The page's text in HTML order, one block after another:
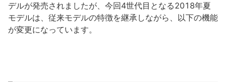
デルが発売されましたが、今回4世代目となる2018年夏
モデルは、従来モデルの特徴を継承しながら、以下の機能
が変更になっています。